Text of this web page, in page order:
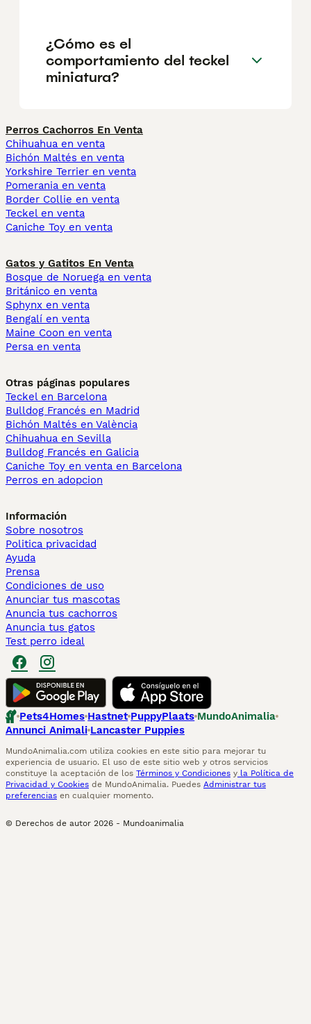
¿Cómo es el
comportamiento del teckel
miniatura?
Perros Cachorros En Venta
Chihuahua en venta
Bichón Maltés en venta
Yorkshire Terrier en venta
Pomerania en venta
Border Collie en venta
Teckel en venta
Caniche Toy en venta
Gatos y Gatitos En Venta
Bosque de Noruega en venta
Británico en venta
Sphynx en venta
Bengalí en venta
Maine Coon en venta
Persa en venta
Otras páginas populares
Teckel en Barcelona
Bulldog Francés en Madrid
Bichón Maltés en València
Chihuahua en Sevilla
Bulldog Francés en Galicia
Caniche Toy en venta en Barcelona
Perros en adopcion
Información
Sobre nosotros
Politica privacidad
Ayuda
Prensa
Condiciones de uso
Anunciar tus mascotas
Anuncia tus cachorros
Anuncia tus gatos
Test perro ideal
Pets4Homes Hastnet PuppyPlaats MundoAnimalia
Annunci Animali Lancaster Puppies
MundoAnimalia.com utiliza cookies en este sitio para mejorar tu
experiencia de usuario. El uso de este sitio web y otros servicios
constituye la aceptación de los Términos y Condiciones y la Política de
Privacidad y Cookies de MundoAnimalia. Puedes Administrar tus
preferencias en cualquier momento.
© Derechos de autor 2026 - Mundoanimalia